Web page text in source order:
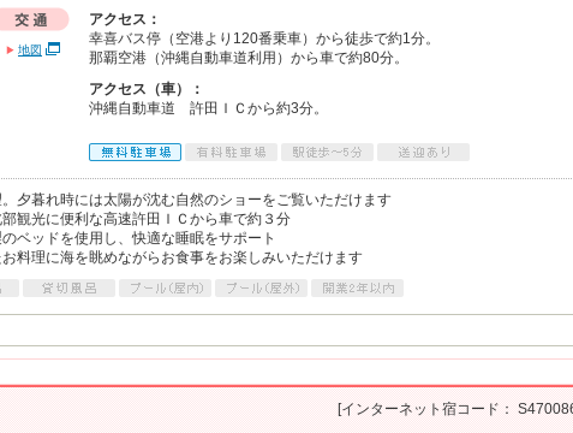
地図
アクセス：
幸喜バス停（空港より120番乗車）から徒歩で約1分。
那覇空港（沖縄自動車道利用）から車で約80分。
アクセス（車）：
沖縄自動車道 許田ＩＣから約3分。
夕暮れ時には太陽が沈む自然のショーをご覧いただけます
観光に便利な高速許田ＩＣから車で約３分
ベッドを使用し、快適な睡眠をサポート
料理に海を眺めながらお食事をお楽しみいただけます
[インターネット宿コード：